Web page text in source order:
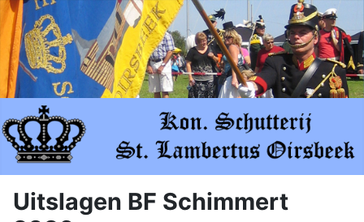
Uitslagen BF Schimmert